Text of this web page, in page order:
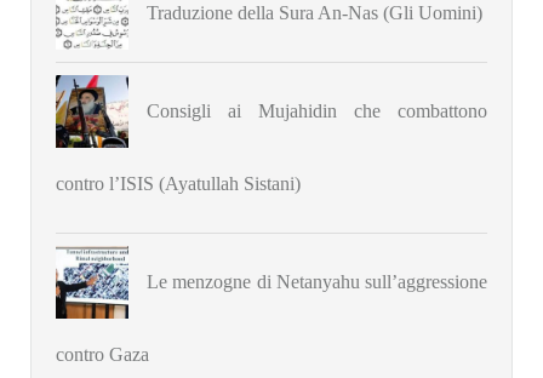
Traduzione della Sura An-Nas (Gli Uomini)
Consigli ai Mujahidin che combattono
contro l’ISIS (Ayatullah Sistani)
Le menzogne di Netanyahu sull’aggressione
contro Gaza